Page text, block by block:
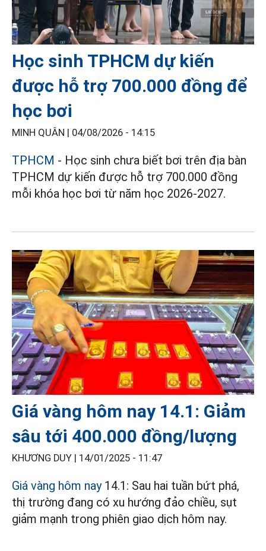
Học sinh TPHCM dự kiến
được hỗ trợ 700.000 đồng để
học bơi
MINH QUÂN | 04/08/2026 - 14:15
TPHCM - Học sinh chưa biết bơi trên địa bàn
TPHCM dự kiến được hỗ trợ 700.000 đồng
mỗi khóa học bơi từ năm học 2026-2027.
Giá vàng hôm nay 14.1: Giảm
sâu tới 400.000 đồng/lượng
KHƯƠNG DUY | 14/01/2025 - 11:47
Giá vàng hôm nay14.1: Sau hai tuần bứt phá,
thị trường đang có xu hướng đảo chiều, sụt
giảm mạnh trong phiên giao dịch hôm nay.